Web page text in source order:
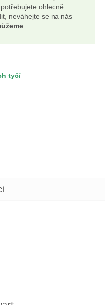
ohledně
neváhejte se na nás
tyčí
je 5 z 5 hvězdiček.
je 5 z 5 hvězdiček.